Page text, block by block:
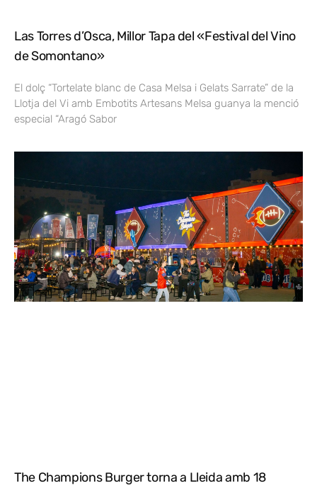
Las Torres d’Osca, Millor Tapa del «Festival del Vino
de Somontano»
El dolç “Tortelate blanc de Casa Melsa i Gelats Sarrate” de la
Llotja del Vi amb Embotits Artesans Melsa guanya la menció
especial “Aragó Sabor
The Champions Burger torna a Lleida amb 18